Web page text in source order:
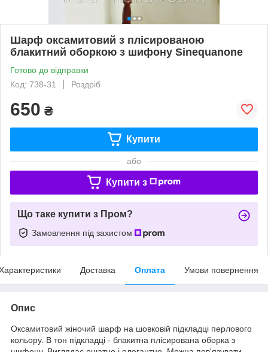
Шарф оксамитовий з плісированою
блакитний оборкою з шифону Sinequanone
Готово до відправки
Код: 738-31
Роздріб
650 ₴
Купити
або
Купити з
Що таке купити з Пром?
Замовлення під захистом
Доставка Оплата Умови повернення
Опис
Оксамитовий жіночий шарф на шовковій підкладці перлового
кольору. В тон підкладці - блакитна плісирована оборка з